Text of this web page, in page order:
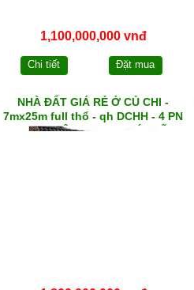
1,100,000,000 vnđ
Chi tiết Đặt mua
NHÀ ĐẤT GIÁ RẺ Ở CỦ CHI -
7mx25m full thổ - qh DCHH - 4 PN
+ sân đậu Ô tô - xã PHƯỚC VĨNH